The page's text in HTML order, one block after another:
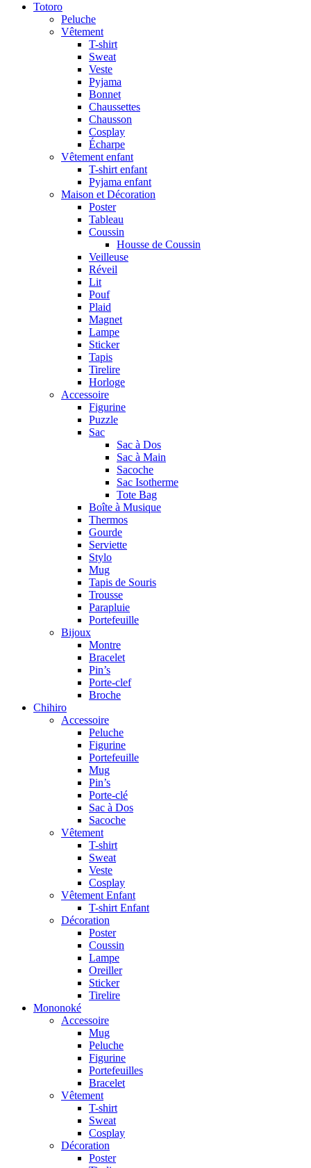
Totoro
Peluche
Vêtement
T-shirt
Sweat
Veste
Pyjama
Bonnet
Chaussettes
Chausson
Cosplay
Écharpe
Vêtement enfant
T-shirt enfant
Pyjama enfant
Maison et Décoration
Poster
Tableau
Coussin
Housse de Coussin
Veilleuse
Réveil
Lit
Pouf
Plaid
Magnet
Lampe
Sticker
Tapis
Tirelire
Horloge
Accessoire
Figurine
Puzzle
Sac
Sac à Dos
Sac à Main
Sacoche
Sac Isotherme
Tote Bag
Boîte à Musique
Thermos
Gourde
Serviette
Stylo
Mug
Tapis de Souris
Trousse
Parapluie
Portefeuille
Bijoux
Montre
Bracelet
Pin’s
Porte-clef
Broche
Chihiro
Accessoire
Peluche
Figurine
Portefeuille
Mug
Pin’s
Porte-clé
Sac à Dos
Sacoche
Vêtement
T-shirt
Sweat
Veste
Cosplay
Vêtement Enfant
T-shirt Enfant
Décoration
Poster
Coussin
Lampe
Oreiller
Sticker
Tirelire
Mononoké
Accessoire
Mug
Peluche
Figurine
Portefeuilles
Bracelet
Vêtement
T-shirt
Sweat
Cosplay
Décoration
Poster